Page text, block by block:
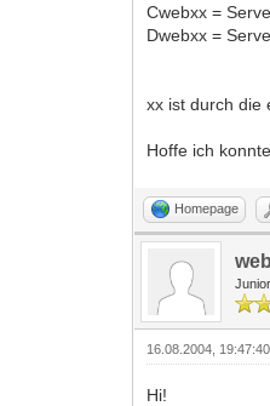
Cwebxx =
Dwebxx =
xx ist durch die
Hoffe ich
Homepage
16.08.2004, 19:47:40
Hi!